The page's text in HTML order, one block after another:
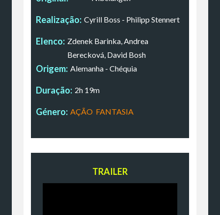
Realização: Cyrill Boss - Philipp Stennert
Elenco: Zdenek Barinka, Andrea
Berecková, David Bosh
Origem: Alemanha - Chéquia
Duração: 2h 19m
Género: AÇÃO, FANTASIA
TRAILER